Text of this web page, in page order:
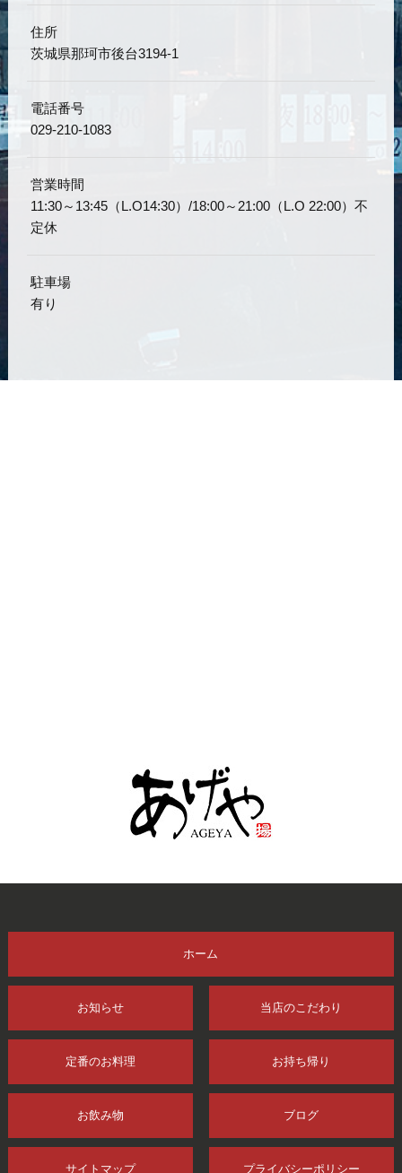
住所
茨城県那珂市後台3194-1
電話番号
029-210-1083
営業時間
11:30～13:45（L.O14:30）/18:00～21:00（L.O 22:00）不
定休
駐車場
有り
ホーム
お知らせ 当店のこだわり
定番のお料理 お持ち帰り
お飲み物 ブログ
サイトマップ プライバシーポリシー